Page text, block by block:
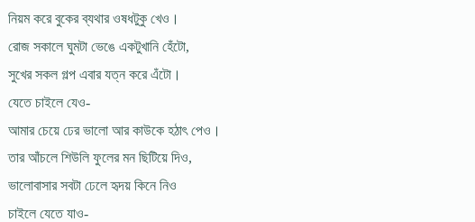
নিয়ম করে বুকের ব্যথার ওষধটুকু খেও।
রােজ সকালে ঘুমটা ভেঙে একটুখানি হেঁটো,
সুখের সকল গল্প এবার যত্ন করে এঁটো।
যেতে চাইলে যেও-
আমার চেয়ে ঢের ভালাে আর কাউকে হঠাৎ পেও।
তার আঁচলে শিউলি ফুলের মন ছিটিয়ে দিও,
ভালােবাসার সবটা ঢেলে হৃদয় কিনে নিও
চাইলে যেতে যাও-